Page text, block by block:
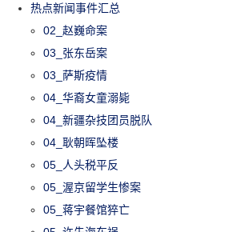
热点新闻事件汇总
02_赵巍命案
03_张东岳案
03_萨斯疫情
04_华裔女童溺毙
04_新疆杂技团员脱队
04_耿朝晖坠楼
05_人头税平反
05_渥京留学生惨案
05_蒋宇餐馆猝亡